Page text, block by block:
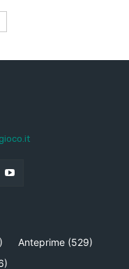
Anteprime (529)